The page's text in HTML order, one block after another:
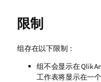
限制
组存在以下限制：
组不会显示在Qlik
工作表将显示在一个